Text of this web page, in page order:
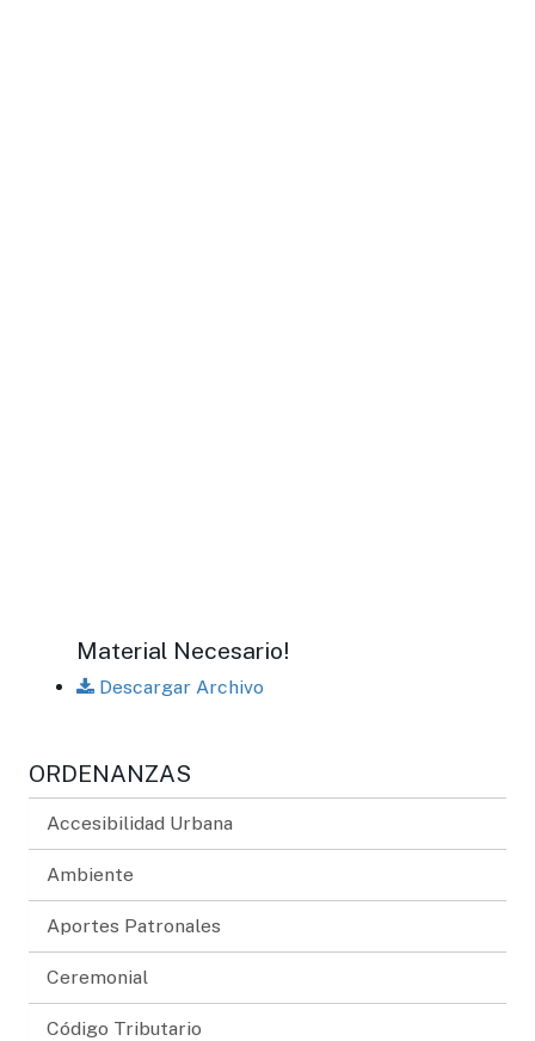
Material Necesario!
Descargar Archivo
ORDENANZAS
Accesibilidad Urbana
Ambiente
Aportes Patronales
Ceremonial
Código Tributario